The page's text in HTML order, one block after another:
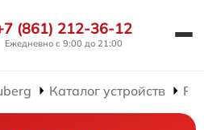
(861) 212-36-12
Ежедневно с 9:00 до 21:00
Каталог устройств